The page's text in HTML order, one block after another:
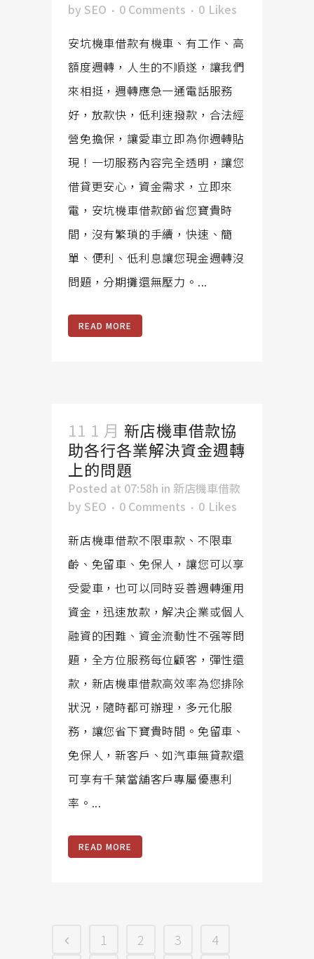
by SEO 0 Comments 0 Likes
安坑機車借款有機車、有工作、高
額度週轉，人生的不順遂，讓我們
來相挺，週轉應急一通電話服務
好，放款快，低利速撥款，合法經
營免擔保，讓愛車立即為你週轉貼
現！一切服務內容完全透明，讓您
借貸更安心，資金需求，立即來
電，安坑機車借款節省您寶貴時
間，沒有繁瑣的手續，快速、簡
單、便利、低利息讓您現金週轉沒
問題，分期攤還無壓力。...
READ MORE
11 1 月 新店機車借款協
助各行各業解決資金週轉
上的問題
Posted at 07:58h in 新店機車借款
by SEO 0 Comments 0 Likes
新店機車借款不限車款、不限車
齡、免留車、免保人，讓您可以享
受愛車，也可以同時妥善週轉運用
資金，迅速放款，解决企業或個人
融資的困難、資金流動性不强等問
題，全方位服務每位顧客，彈性還
款，新店機車借款高效率為您排除
狀況，隨時都可辦理，多元化服
務，讓您省下寶貴時間。免留車、
免保人，新客戶、如汽車無貸款還
可享有千葉當舖客戶專屬優惠利
率。...
READ MORE
1 2 3
4